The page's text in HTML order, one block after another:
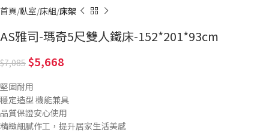
首頁 臥室 床組 床架
AS雅司-瑪奇5尺雙人鐵床-152*201*93cm
7,085 5,668
堅固耐用
穩定造型 機能兼具
品質保證安心使用
精緻細膩作工，提升居家生活美感